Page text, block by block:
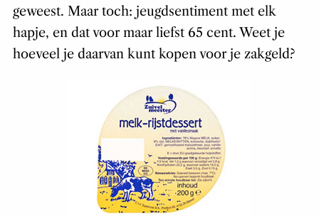
geweest. Maar toch: jeugdsentiment met elk
hapje, en dat voor maar liefst 65 cent. Weet je
hoeveel je daarvan kunt kopen voor je zakgeld?